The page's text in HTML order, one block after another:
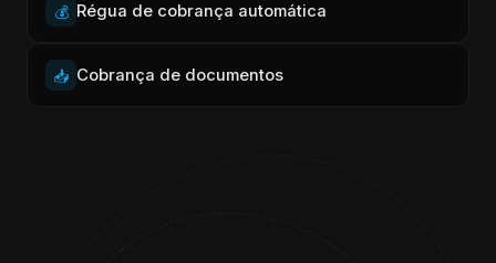
💰 Régua de cobrança automática
📥 Cobrança de documentos